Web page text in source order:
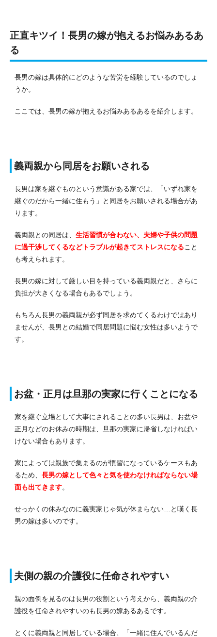
正直キツイ！長男の嫁が抱えるお悩みあるあ
る
長男の嫁は具体的にどのような苦労を経験しているのでしょ
うか。
ここでは、長男の嫁が抱えるお悩みあるあるを紹介します。
義両親から同居をお願いされる
長男は家を継ぐものという意識がある家では、「いずれ家を
継ぐのだから一緒に住もう」と同居をお願いされる場合があ
ります。
義両親との同居は、 生活習慣が合わない、夫婦や子供の問題
に過干渉してくるなどトラブルが起きてストレスになること
も考えられます。
長男の嫁に対して厳しい目を持っている義両親だと、さらに
負担が大きくなる場合もあるでしょう。
もちろん長男の義両親が必ず同居を求めてくるわけではあり
ませんが、長男との結婚で同居問題に悩む女性は多いようで
す。
お盆・正月は旦那の実家に行くことになる
家を継ぐ立場として大事にされることの多い長男は、お盆や
正月などのお休みの時期は、旦那の実家に帰省しなければい
けない場合もあります。
家によっては親族で集まるのが慣習になっているケースもあ
るため、 長男の嫁として色々と気を使わなければならない場
面も出てきます。
せっかくの休みなのに義実家じゃ気が休まらない…と嘆く長
男の嫁は多いのです。
夫側の親の介護役に任命されやすい
親の面倒を見るのは長男の役割という考えから、義両親の介
護役を任命されやすいのも長男の嫁あるあるです。
とくに義両親と同居している場合、「一緒に住んでいるんだ